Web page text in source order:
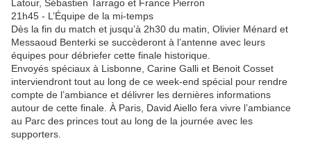
Latour, Sébastien Tarrago et France Pierron
21h45 - L’Équipe de la mi-temps
Dès la fin du match et jusqu’à 2h30 du matin, Olivier Ménard et
Messaoud Benterki se succèderont à l’antenne avec leurs
équipes pour débriefer cette finale historique.
Envoyés spéciaux à Lisbonne, Carine Galli et Benoit Cosset
interviendront tout au long de ce week-end spécial pour rendre
compte de l’ambiance et délivrer les dernières informations
autour de cette finale. À Paris, David Aiello fera vivre l’ambiance
au Parc des princes tout au long de la journée avec les
supporters.